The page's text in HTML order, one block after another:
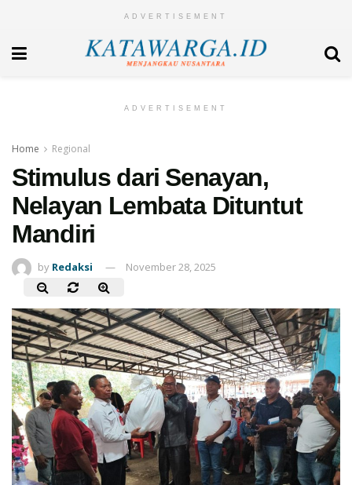
ADVERTISEMENT
ADVERTISEMENT
Home Regional
Stimulus dari Senayan,
Nelayan Lembata Dituntut
Mandiri
by Redaksi November 28, 2025